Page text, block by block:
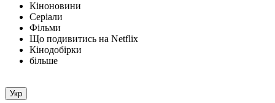
Кіноновини
Серіали
Фільми
Що подивитись на Netflix
Кінодобірки
більше
Укр